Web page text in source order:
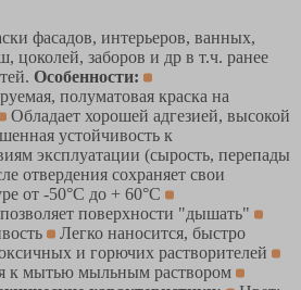
фасадов, интерьеров, ванных,
цоколей, заборов и др в т.ч. ранее
Особенности:
полуматовая краска на
Обладает хорошей адгезией, высокой
устойчивость к
эксплуатации (сырость, перепады
отвердения сохраняет свои
от -50°С до + 60°С
поверхности "дышать"
Легко наносится, быстро
и горючих растворителей
к мытью мыльным раствором